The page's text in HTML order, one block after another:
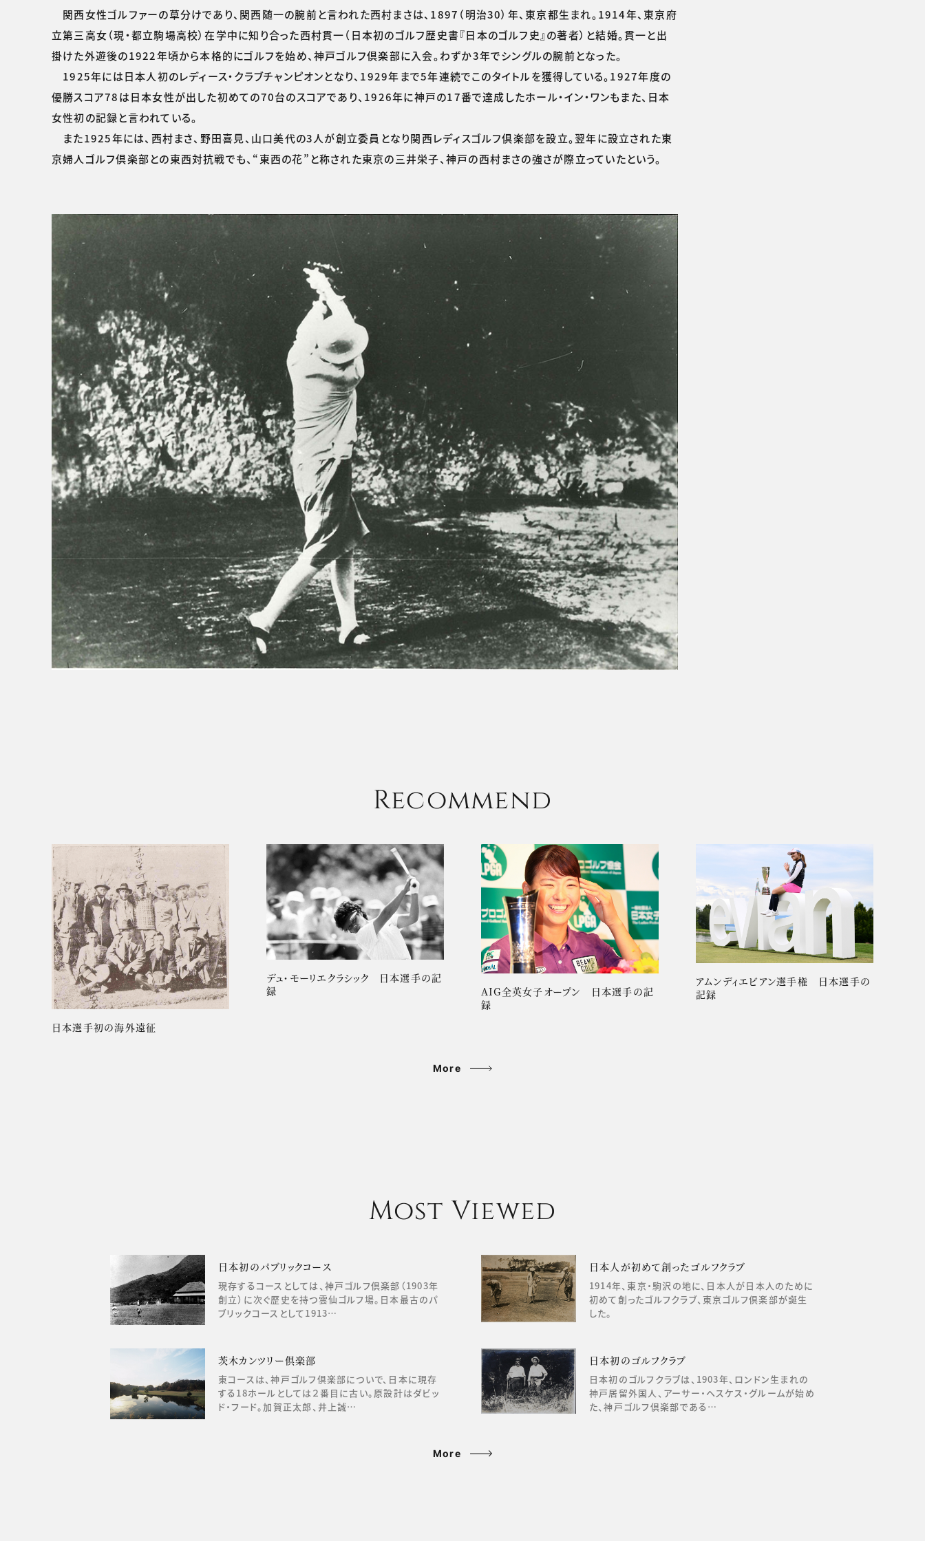
関西女性ゴルファーの草分けであり、関西随一の腕前と言われた西村まさは、1897（明治30）年、東京都生まれ。1914年、東京府
立第三高女（現・都立駒場高校）在学中に知り合った西村貫一（日本初のゴルフ歴史書『日本のゴルフ史』の著者）と結婚。貫一と出
掛けた外遊後の1922年頃から本格的にゴルフを始め、神戸ゴルフ倶楽部に入会。わずか3年でシングルの腕前となった。
1925年には日本人初のレディース・クラブチャンピオンとなり、1929年まで5年連続でこのタイトルを獲得している。1927年度の
優勝スコア78は日本女性が出した初めての70台のスコアであり、1926年に神戸の17番で達成したホール・イン・ワンもまた、日本
女性初の記録と言われている。
また1925年には、西村まさ、野田喜見、山口美代の3人が創立委員となり関西レディスゴルフ倶楽部を設立。翌年に設立された東
京婦人ゴルフ倶楽部との東西対抗戦でも、“東西の花”と称された東京の三井栄子、神戸の西村まさの強さが際立っていたという。
Recommend
日本選手初の海外遠征
デュ・モーリエクラシック 日本選手の記
録
AIG全英女子オープン 日本選手の記
録
アムンディエビアン選手権 日本選手の
記録
More
Most Viewed
日本初のパブリックコース
現存するコースとしては、神戸ゴルフ倶楽部（1903年
創立）に次ぐ歴史を持つ雲仙ゴルフ場。日本最古のパ
ブリックコースとして1913…
日本人が初めて創ったゴルフクラブ
1914年、東京・駒沢の地に、日本人が日本人のために
初めて創ったゴルフクラブ、東京ゴルフ倶楽部が誕生
した。
茨木カンツリー倶楽部
東コースは、神戸ゴルフ倶楽部についで、日本に現存
する18ホールとしては２番目に古い。原設計はダビッ
ド・フード。加賀正太郎、井上誠…
日本初のゴルフクラブ
日本初のゴルフクラブは、1903年、ロンドン生まれの
神戸居留外国人、アーサー・ヘスケス・グルームが始め
た、神戸ゴルフ倶楽部である…
More